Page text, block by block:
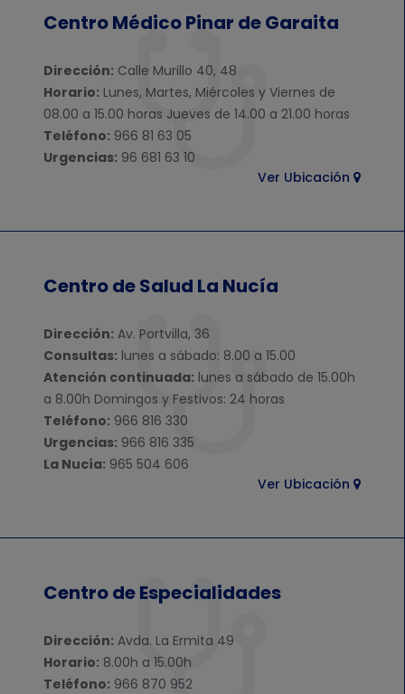
Centro Médico Pinar de Garaita
Dirección: Calle Murillo 40, 48
Horario: Lunes, Martes, Miércoles y Viernes de
08.00 a 15.00 horas Jueves de 14.00 a 21.00 horas
Teléfono: 966 81 63 05
Urgencias: 96 681 63 10
Ver Ubicación
Centro de Salud La Nucía
Dirección: Av. Portvilla, 36
Consultas: lunes a sábado: 8.00 a 15.00
Atención continuada: lunes a sábado de 15.00h
a 8.00h Domingos y Festivos: 24 horas
Teléfono: 966 816 330
Urgencias: 966 816 335
La Nucía: 965 504 606
Ver Ubicación
Centro de Especialidades
Dirección: Avda. La Ermita 49
Horario: 8.00h a 15.00h
Teléfono: 966 870 952